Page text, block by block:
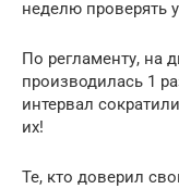
неделю проверять
По регламенту, на
производилась 1
интервал
их!
Те, кто доверил